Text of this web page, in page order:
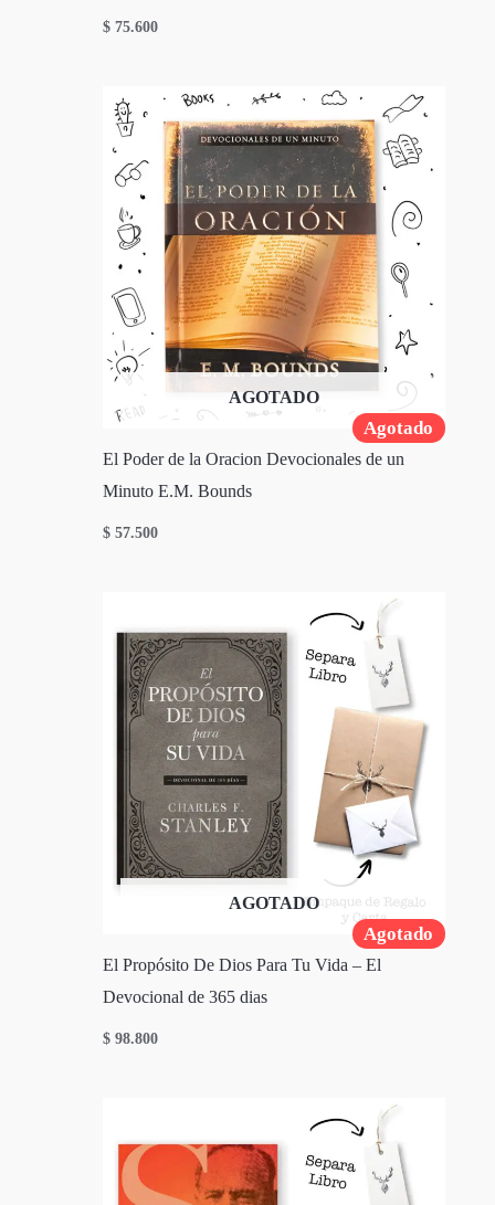
$ 75.600
Agotado
AGOTADO
El Poder de la Oracion Devocionales de un
Minuto E.M. Bounds
$ 57.500
Agotado
AGOTADO
El Propósito De Dios Para Tu Vida – El
Devocional de 365 dias
$ 98.800